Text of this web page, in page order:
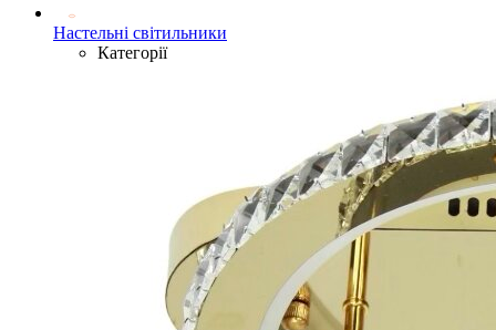
Настельні світильники
Категорії